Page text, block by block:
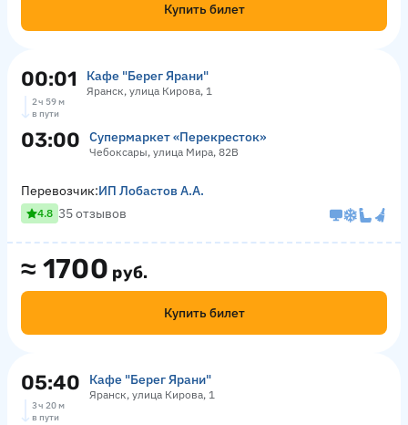
Купить билет
00:01 Кафе "Берег Ярани"
Яранск, улица Кирова, 1
2 ч 59 м
в пути
03:00 Супермаркет «Перекресток»
Чебоксары, улица Мира, 82В
≈ 1700 руб.
Купить билет
Перевозчик:ИП Лобастов А.А.
4.8 35 отзывов
05:40 Кафе "Берег Ярани"
Яранск, улица Кирова, 1
3 ч 20 м
в пути